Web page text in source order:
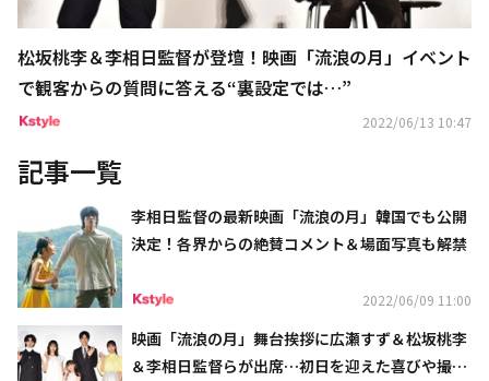
松坂桃李＆李相日監督が登壇！映画「流浪の月」イベント
で観客からの質問に答える“裏設定では…”
2022/06/13 10:47
記事一覧
李相日監督の最新映画「流浪の月」韓国でも公開
決定！各界からの絶賛コメント＆場面写真も解禁
2022/06/09 11:00
映画「流浪の月」舞台挨拶に広瀬すず＆松坂桃李
＆李相日監督らが出席…初日を迎えた喜びや撮影